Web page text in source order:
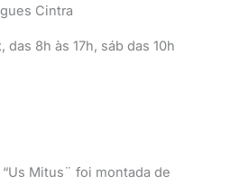
Cintra
das 8h às 17h, sáb das 10h
Mitus¨ foi montada de